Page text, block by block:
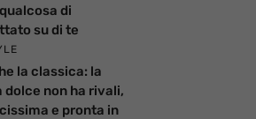
di
su di te
la classica: la
non ha rivali,
e pronta in